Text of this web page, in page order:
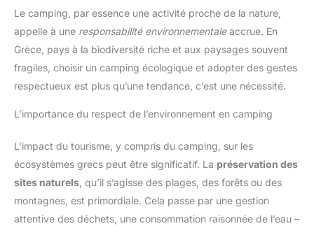
Le camping, par essence une activité proche de la nature,
appelle à une responsabilité environnementaleaccrue. En
Grèce, pays à la biodiversité riche et aux paysages souvent
fragiles, choisir un camping écologique et adopter des gestes
respectueux est plus qu’une tendance, c’est une nécessité.
L’importance du respect de l’environnement en camping
L’impact du tourisme, y compris du camping, sur les
écosystèmes grecs peut être significatif. La préservation des
sites naturels , qu’il s’agisse des plages, des forêts ou des
montagnes, est primordiale. Cela passe par une gestion
attentive des déchets, une consommation raisonnée de l’eau –